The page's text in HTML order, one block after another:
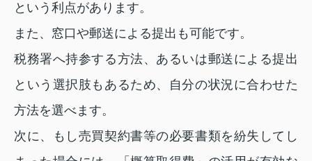
という利点があります。
また、窓口や郵送による提出も可能です。
税務署へ持参する方法、あるいは郵送による提出
という選択肢もあるため、自分の状況に合わせた
方法を選べます。
次に、もし売買契約書等の必要書類を紛失してし